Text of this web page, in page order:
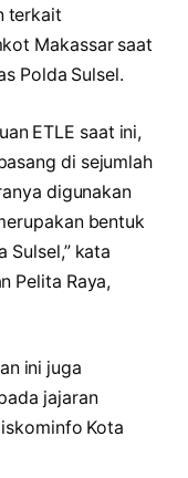
terkait
Makassar saat
Polda Sulsel.
ETLE saat ini,
di sejumlah
digunakan
bentuk
Sulsel,” kata
Pelita Raya,
ini juga
jajaran
Kota